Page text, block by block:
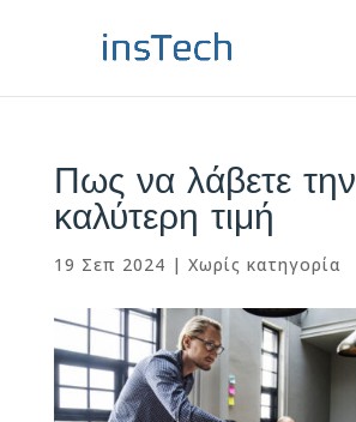
Πως να λάβετε την
καλύτερη τιμή
19 Σεπ 2024 | Χωρίς κατηγορία